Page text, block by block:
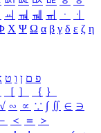
ㆉ ㆊ ㆋ ㆌ ㆍ
ㆎ
Χ Ψ Ω α β γ δ ε ζ η
פ ם ן ו ט
［ ］ ｛ ｝
√ ∽ ∝ ∵ ∫ ∬ ∈ ∋
－ ＜ ＝
＞